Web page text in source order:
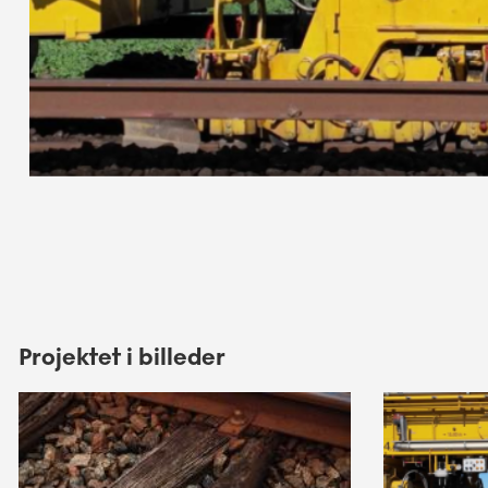
Projektet i billeder